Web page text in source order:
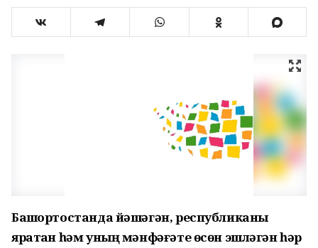
Башҡортостанда йәшәгән, республиканы
яратҡан һәм уның мәнфәғәте өсөн эшләгән һәр